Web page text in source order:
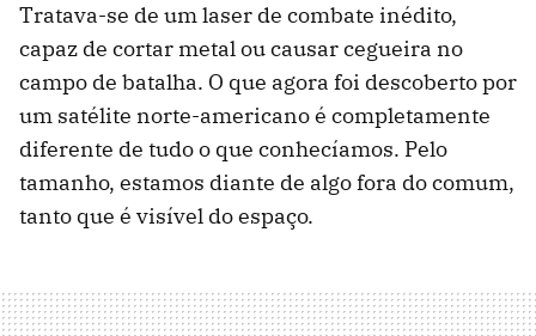
Tratava-se de um laser de combate inédito,
capaz de cortar metal ou causar cegueira no
campo de batalha. O que agora foi descoberto por
um satélite norte-americano é completamente
diferente de tudo o que conhecíamos. Pelo
tamanho, estamos diante de algo fora do comum,
tanto que é visível do espaço.